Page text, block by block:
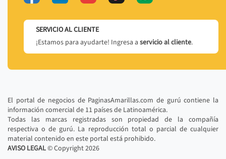
SERVICIO AL CLIENTE
¡Estamos para ayudarte! Ingresa a servicio al cliente.
El portal de negocios de PaginasAmarillas.com de gurú contiene la
información comercial de 11 países de Latinoamérica.
Todas las marcas registradas son propiedad de la compañía
respectiva o de gurú. La reproducción total o parcial de cualquier
material contenido en este portal está prohibido.
AVISO LEGAL© Copyright2026